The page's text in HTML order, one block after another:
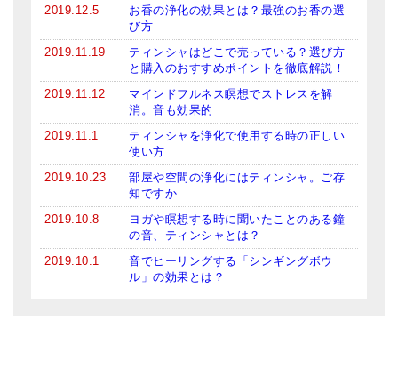
2019.12.5
お香の浄化の効果とは？最強のお香の選
び方
2019.11.19
ティンシャはどこで売っている？選び方
と購入のおすすめポイントを徹底解説！
2019.11.12
マインドフルネス瞑想でストレスを解
消。音も効果的
2019.11.1
ティンシャを浄化で使用する時の正しい
使い方
2019.10.23
部屋や空間の浄化にはティンシャ。ご存
知ですか
2019.10.8
ヨガや瞑想する時に聞いたことのある鐘
の音、ティンシャとは？
2019.10.1
音でヒーリングする「シンギングボウ
ル」の効果とは？